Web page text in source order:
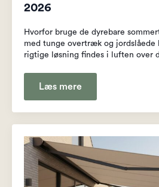
2026
Hvorfor bruge de dyrebare
med tunge overtræk og jordslåede
rigtige løsning findes i luften over
Læs mere